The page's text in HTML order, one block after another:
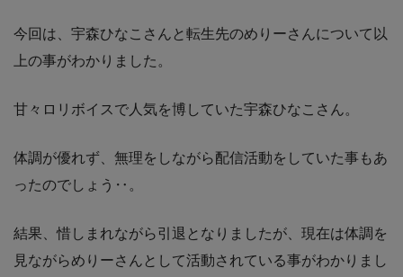
今回は、宇森ひなこさんと転生先のめりーさんについて以
上の事がわかりました。
甘々ロリボイスで人気を博していた宇森ひなこさん。
体調が優れず、無理をしながら配信活動をしていた事もあ
ったのでしょう‥。
結果、惜しまれながら引退となりましたが、現在は体調を
見ながらめりーさんとして活動されている事がわかりまし